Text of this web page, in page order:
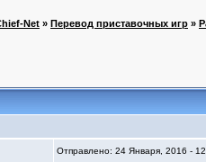
Net » Перевод приставочных игр »
Отправлено: 24 Января, 2016 -